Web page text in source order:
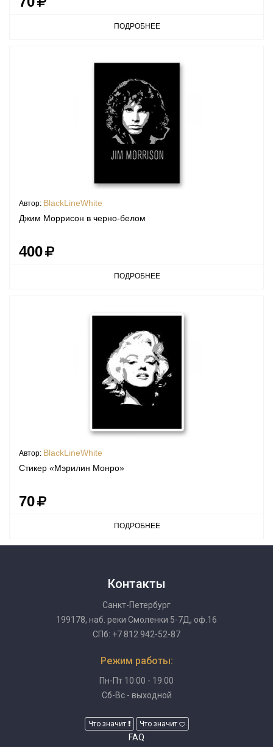
ПОДРОБНЕЕ
Автор: BlackLineWhite
Джим Моррисон в черно-белом
400
ПОДРОБНЕЕ
Автор: BlackLineWhite
Стикер «Мэрилин Монро»
70
ПОДРОБНЕЕ
Контакты
Санкт-Петербург
199178, наб. реки Смоленки 5-7Д, оф.16
СПб: +7 812 942-52-87
Режим работы:
Пн-Пт 10:00 - 19:00
Сб-Вс - выходной
Что значит Что значит
FAQ